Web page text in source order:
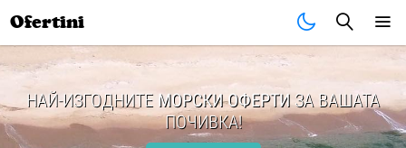
Ofertini
НАЙ-ИЗГОДНИТЕ МОРСКИ ОФЕРТИЗА ВАШАТА
ПОЧИВКА!